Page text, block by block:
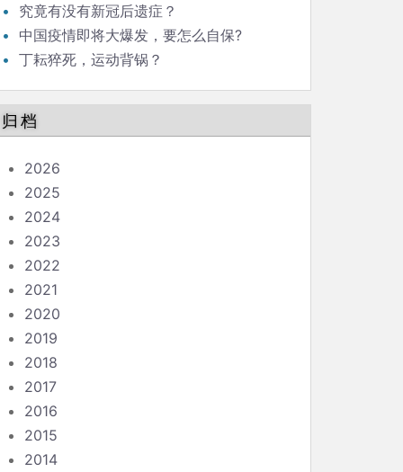
究竟有没有新冠后遗症？
中国疫情即将大爆发，要怎么自保?
丁耘猝死，运动背锅？
归档
2026
2025
2024
2023
2022
2021
2020
2019
2018
2017
2016
2015
2014